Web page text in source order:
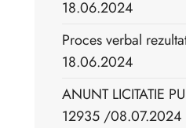
18.06.2024
Proces verbal
18.06.2024
ANUNT LICITATIE
12935 /08.07.2024